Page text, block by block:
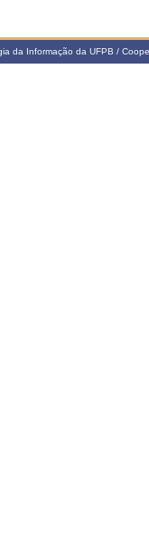
da Informação da UFPB /